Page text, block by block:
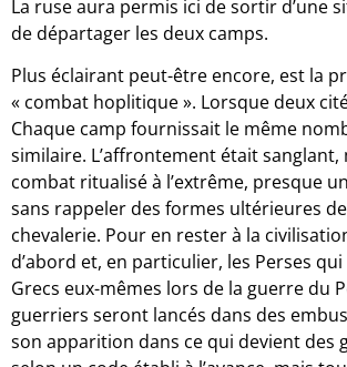
La ruse aura permis ici de sortir d’une
de départager les deux camps.
Plus éclairant peut-être encore, est la
« combat hoplitique ». Lorsque deux
Chaque camp fournissait le même
similaire. L’affrontement était
combat ritualisé à l’extrême, presque
sans rappeler des formes ultérieures
chevalerie. Pour en rester à la
d’abord et, en particulier, les Perses
Grecs eux-mêmes lors de la guerre du
guerriers seront lancés dans des
son apparition dans ce qui devient des